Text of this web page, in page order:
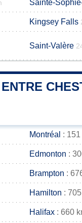
Sainte-
Kingsey Falls
Saint-Valère
Montréal :
Edmonton :
Brampton :
Hamilton :
Halifax : 660